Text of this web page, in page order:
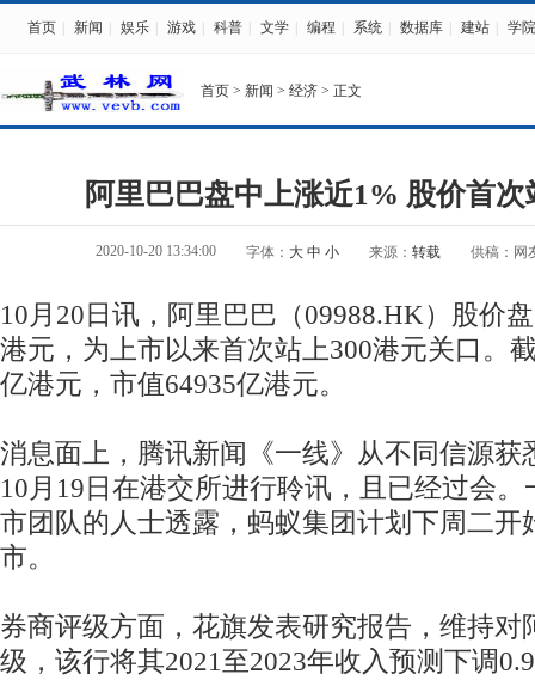
首页 新闻 娱乐 游戏 科普 文学 编程 系统 数据库 建站 学院
首页 > 新闻 > 经济 > 正文
阿里巴巴盘中上涨近1% 股价首次
2020-10-20 13:34:00 字体： 大 中 小 来源： 转载 供稿：网
10月20日讯，阿里巴巴（09988.HK）股价
港元，为上市以来首次站上300港元关口。
亿港元，市值64935亿港元。
消息面上，腾讯新闻《一线》从不同信源获
10月19日在港交所进行聆讯，且已经过会
市团队的人士透露，蚂蚁集团计划下周二开
市。
券商评级方面，花旗发表研究报告，维持对
级，该行将其2021至2023年收入预测下调